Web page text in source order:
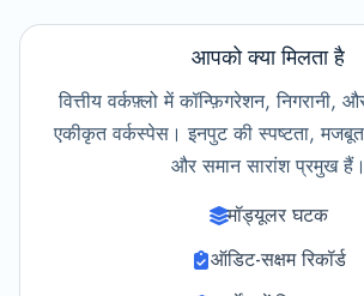
आपको क्या मिलता है
वित्तीय वर्कफ़्लो में कॉन्फ़िगरेशन, निगरानी,
एकीकृत वर्कस्पेस। इनपुट की स्पष्टता, मजबूत
और समान सारांश प्रमुख हैं।
मॉड्यूलर घटक
ऑडिट-सक्षम रिकॉर्ड